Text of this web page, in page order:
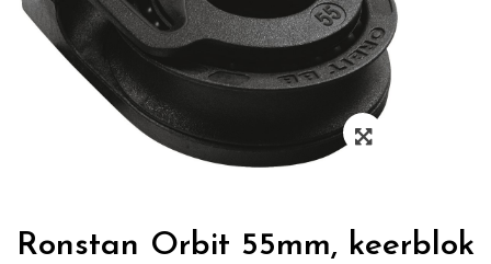
Zoom
Ronstan Orbit 55mm, keerblok